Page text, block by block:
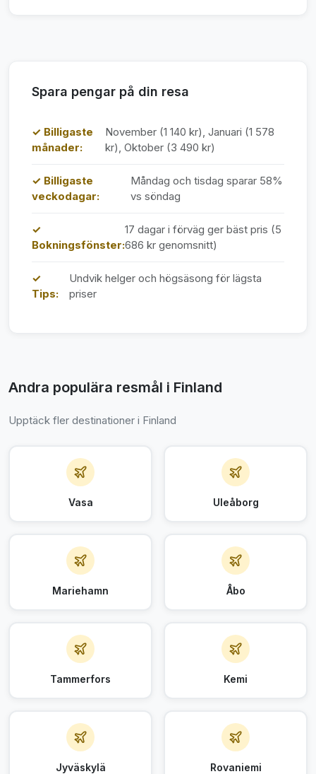
Spara pengar på din resa
✓ Billigaste
månader:
November (1 140 kr), Januari (1 578
kr), Oktober (3 490 kr)
✓ Billigaste
veckodagar:
Måndag och tisdag sparar 58%
vs söndag
✓
Bokningsfönster:
17 dagar i förväg ger bäst pris (5
686 kr genomsnitt)
✓
Tips:
Undvik helger och högsäsong för lägsta
priser
Andra populära resmål i Finland
Upptäck fler destinationer i Finland
Vasa Uleåborg
Mariehamn Åbo
Tammerfors Kemi
Jyväskylä Rovaniemi